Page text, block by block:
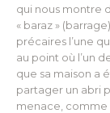
qui nous montre
« baraz »
précaires l’une
au point où l’un
que sa maison a
partager un abri
menace, comme